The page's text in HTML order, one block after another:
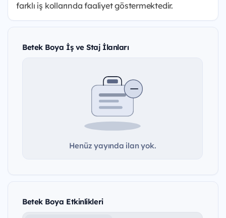
farklı iş kollarında faaliyet göstermektedir.
Betek Boya İş ve Staj İlanları
Henüz yayında ilan yok.
Betek Boya Etkinlikleri